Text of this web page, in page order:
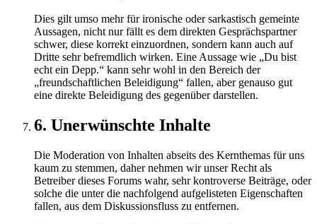
Dies gilt umso mehr für ironische oder sarkastisch gemeinte
Aussagen, nicht nur fällt es dem direkten Gesprächspartner
schwer, diese korrekt einzuordnen, sondern kann auch auf
Dritte sehr befremdlich wirken. Eine Aussage wie „Du bist
echt ein Depp.“ kann sehr wohl in den Bereich der
„freundschaftlichen Beleidigung“ fallen, aber genauso gut
eine direkte Beleidigung des gegenüber darstellen.
6. Unerwünschte Inhalte
Die Moderation von Inhalten abseits des Kernthemas für uns
kaum zu stemmen, daher nehmen wir unser Recht als
Betreiber dieses Forums wahr, sehr kontroverse Beiträge, oder
solche die unter die nachfolgend aufgelisteten Eigenschaften
fallen, aus dem Diskussionsfluss zu entfernen.